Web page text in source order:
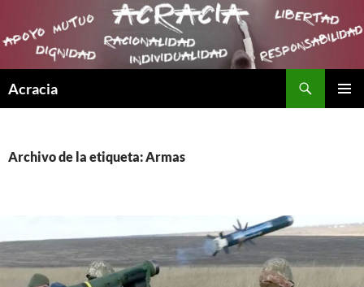
Acracia
Archivo de la etiqueta: Armas